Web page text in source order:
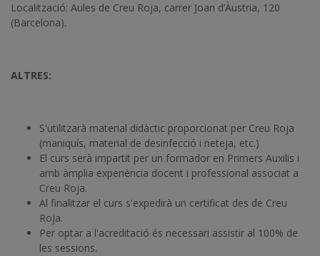
Localització: Aules de Creu Roja, carrer Joan d’Àustria, 120
(Barcelona).
ALTRES:
S'utilitzarà material didàctic proporcionat per Creu Roja
(maniquís, material de desinfecció i neteja, etc.)
El curs serà impartit per un formador en Primers Auxilis i
amb àmplia experiència docent i professional associat a
Creu Roja.
Al finalitzar el curs s'expedirà un certificat des de Creu
Roja.
Per optar a l'acreditació és necessari assistir al 100% de
les sessions.